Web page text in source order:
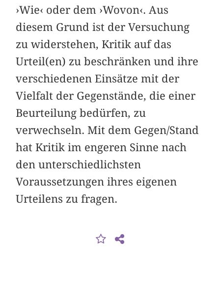
›Wie‹ oder dem ›Wovon‹. Aus
diesem Grund ist der Versuchung
zu widerstehen, Kritik auf das
Urteil(en) zu beschränken und ihre
verschiedenen Einsätze mit der
Vielfalt der Gegenstände, die einer
Beurteilung bedürfen, zu
verwechseln. Mit dem Gegen/Stand
hat Kritik im engeren Sinne nach
den unterschiedlichsten
Voraussetzungen ihres eigenen
Urteilens zu fragen.